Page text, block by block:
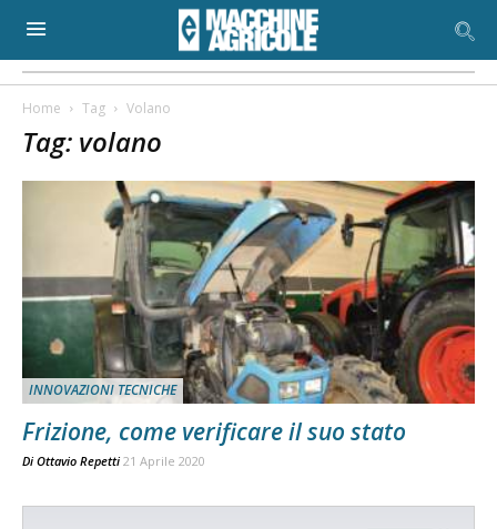
Home Tag Volano
Tag: volano
INNOVAZIONI TECNICHE
Frizione, come verificare il suo stato
Di Ottavio Repetti 21 Aprile 2020